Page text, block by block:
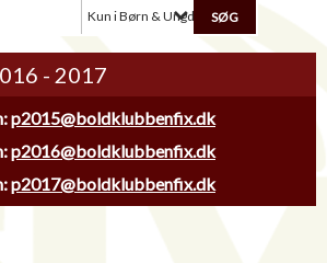
Kun i Børn & Ungdom
- 2017
p2015@boldklubbenfix.dk
p2016@boldklubbenfix.dk
p2017@boldklubbenfix.dk